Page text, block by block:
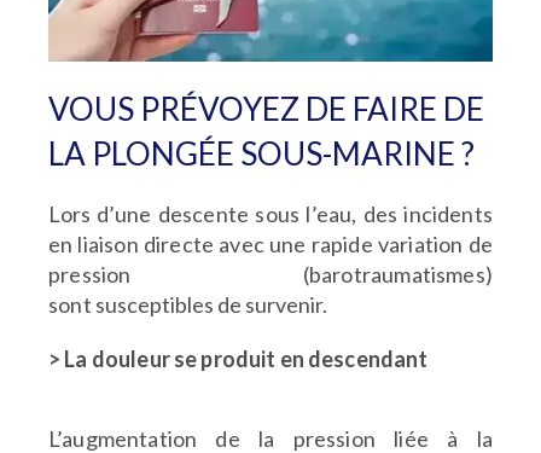
VOUS PRÉVOYEZ DE FAIRE DE
LA PLONGÉE SOUS-MARINE ?
Lors d’une descente sous l’eau, des incidents
en liaison directe avec une rapide variation de
pression (barotraumatismes)
sont susceptibles de survenir.
> La douleur se produit en descendant
L’augmentation de la pression liée à la